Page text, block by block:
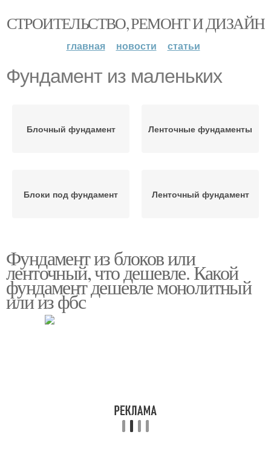
СТРОИТЕЛЬСТВО, РЕМОНТ И ДИЗАЙН
главная новости статьи
Фундамент из маленьких
Блочный фундамент Ленточные фундаменты
Блоки под фундамент Ленточный фундамент
Фундамент из блоков или
ленточный, что дешевле. Какой
фундамент дешевле монолитный
или из фбс